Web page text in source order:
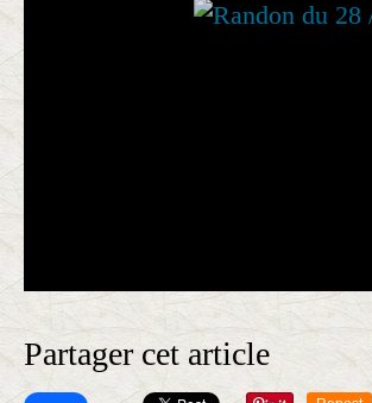
Partager cet article